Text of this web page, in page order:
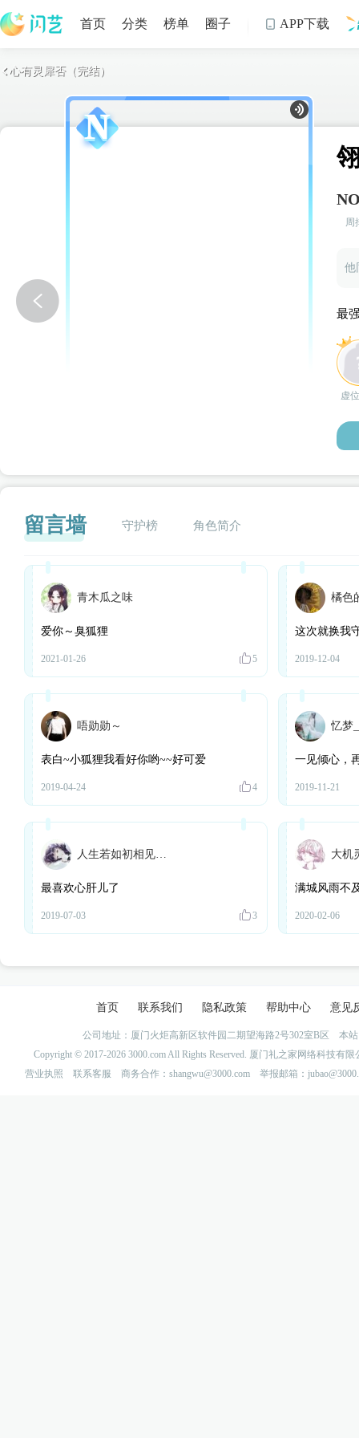
首页 分类 榜单 圈子  APP下载
 心有灵犀否（完结）
周
最
虚
留言墙 守护榜 角色简介
青木瓜之味
爱你～臭狐狸
2021-01-26 5
橘色
这次就换我
2019-12-04
唔勋勋～
表白~小狐狸我看好你哟~~好可爱
2019-04-24 4
忆梦
一见倾心，
2019-11-21
人生若如初相见初相见
最喜欢心肝儿了
2019-07-03 3
大机
满城风雨不
2020-02-06
首页 联系我们 隐私政策 帮助中心 意见
公司地址：厦门火炬高新区软件园二期望海路2号302室B区 本
Copyright © 2017-2026 3000.com All Rights Reserved. 厦门礼之家网络科技
营业执照
联系客服 商务合作：shangwu@3000.com 举报邮箱：